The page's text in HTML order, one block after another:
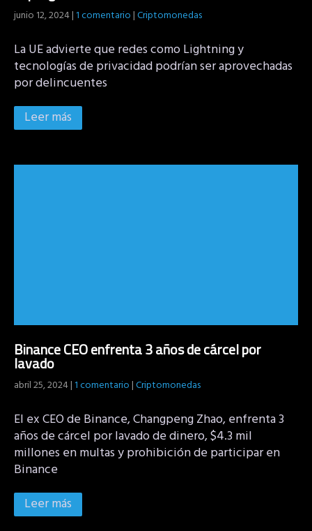
junio 12, 2024|1 comentario|Criptomonedas
La UE advierte que redes como Lightning y
tecnologías de privacidad podrían ser aprovechadas
por delincuentes
Leer más
Binance CEO enfrenta 3 años de cárcel por
lavado
abril 25, 2024|1 comentario|Criptomonedas
El ex CEO de Binance, Changpeng Zhao, enfrenta 3
años de cárcel por lavado de dinero, $4.3 mil
millones en multas y prohibición de participar en
Binance
Leer más